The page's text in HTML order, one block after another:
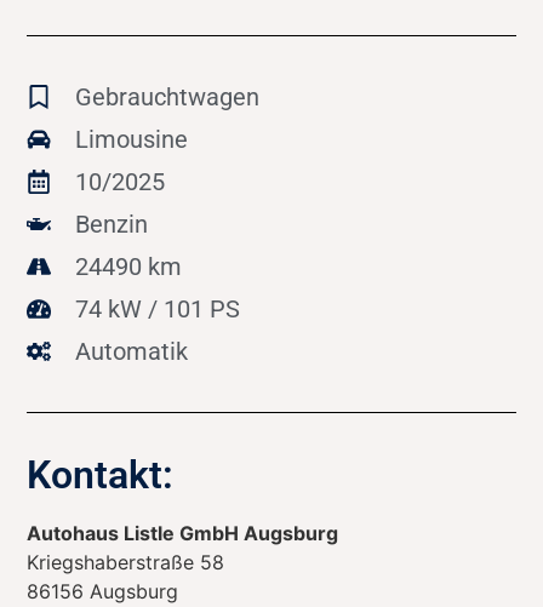
Gebrauchtwagen
Limousine
10/2025
Benzin
24490 km
74 kW / 101 PS
Automatik
Kontakt:
Autohaus Listle GmbH Augsburg
Kriegshaberstraße 58
86156 Augsburg